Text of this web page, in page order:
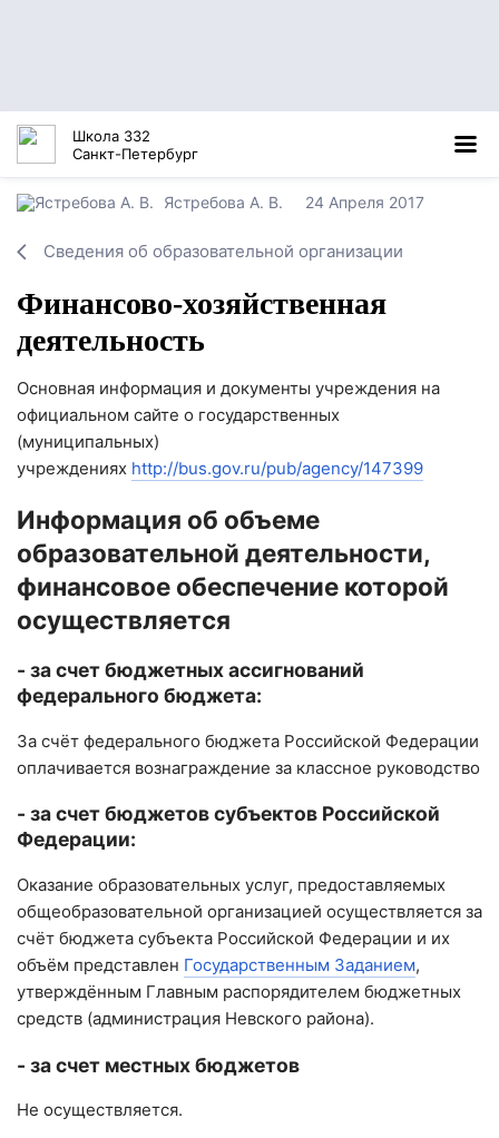
Школа 332
Санкт-Петербург
Ястребова А. В. 24 Апреля 2017
Сведения об образовательной организации
Финансово-хозяйственная
деятельность
Основная информация и документы учреждения на
официальном сайте о государственных
(муниципальных)
учреждениях http://bus.gov.ru/pub/agency/147399
Информация об объеме
образовательной деятельности,
финансовое обеспечение которой
осуществляется
- за счет бюджетных ассигнований
федерального бюджета:
За счёт федерального бюджета Российской Федерации
оплачивается вознаграждение за классное руководство
- за счет бюджетов субъектов Российской
Федерации:
Оказание образовательных услуг, предоставляемых
общеобразовательной организацией осуществляется за
счёт бюджета субъекта Российской Федерации и их
объём представлен Государственным Заданием,
утверждённым Главным распорядителем бюджетных
средств (администрация Невского района).
- за счет местных бюджетов
Не осуществляется.